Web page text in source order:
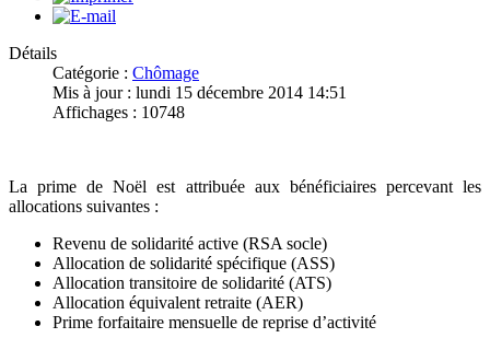
Détails
Catégorie : Chômage
Mis à jour : lundi 15 décembre 2014 14:51
Affichages : 10748
La prime de Noël est attribuée aux bénéficiaires percevant les
allocations suivantes :
Revenu de solidarité active (RSA socle)
Allocation de solidarité spécifique (ASS)
Allocation transitoire de solidarité (ATS)
Allocation équivalent retraite (AER)
Prime forfaitaire mensuelle de reprise d’activité